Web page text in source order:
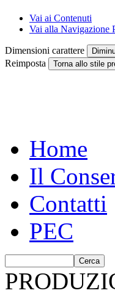
Vai ai Contenuti
Vai alla Navigazione
Dimensioni carattere
Reimposta Torna allo stile
Home
Il
Contatti
PEC